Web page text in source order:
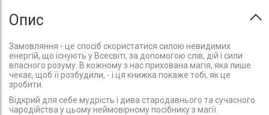
Опис
Замовляння - це спосіб скористатися силою невидимих
енергій, що існують у Всесвіті, за допомогою слів, дій і сили
власного розуму. В кожному з нас прихована магія, яка лише
чекає, щоб її розбудили, - і ця книжка покаже тобі, як це
зробити.
Відкрий для себе мудрість і дива стародавнього та сучасного
чародійства у цьому неймовірному посібнику з магії.